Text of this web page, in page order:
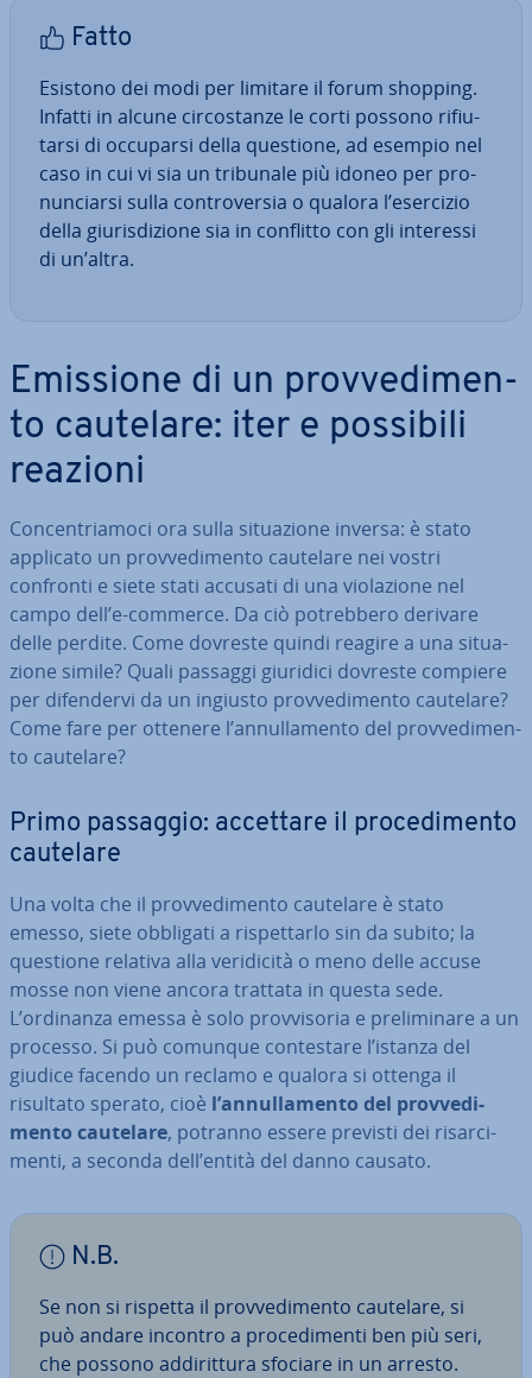
Fatto
Esistono dei modi per limitare il forum shopping.
Infatti in alcune cir­co­stan­ze le corti possono ri­fiu­
tar­si di occuparsi della questione, ad esempio nel
caso in cui vi sia un tribunale più idoneo per pro­
nun­ciar­si sulla con­tro­ver­sia o qualora l’esercizio
della giu­ri­sdi­zio­ne sia in conflitto con gli interessi
di un’altra.
Emissione di un prov­ve­di­men­
to cautelare: iter e possibili
reazioni
Con­cen­tria­mo­ci ora sulla si­tua­zio­ne inversa: è stato
applicato un prov­ve­di­men­to cautelare nei vostri
confronti e siete stati accusati di una vio­la­zio­ne nel
campo dell’e-commerce. Da ciò po­treb­be­ro derivare
delle perdite. Come dovreste quindi reagire a una si­tua­
zio­ne simile? Quali passaggi giuridici dovreste compiere
per di­fen­der­vi da un ingiusto prov­ve­di­men­to cautelare?
Come fare per ottenere l’an­nul­la­men­to del prov­ve­di­men­
to cautelare?
Primo passaggio: accettare il pro­ce­di­men­to
cautelare
Una volta che il prov­ve­di­men­to cautelare è stato
emesso, siete obbligati a ri­spet­tar­lo sin da subito; la
questione relativa alla ve­ri­di­ci­tà o meno delle accuse
mosse non viene ancora trattata in questa sede.
L’ordinanza emessa è solo prov­vi­so­ria e pre­li­mi­na­re a un
processo. Si può comunque con­te­sta­re l’istanza del
giudice facendo un reclamo e qualora si ottenga il
risultato sperato, cioè l’an­nul­la­men­to del prov­ve­di­
men­to cautelare, potranno essere previsti dei ri­sar­ci­
men­ti, a seconda dell’entità del danno causato.
N.B.
Se non si rispetta il prov­ve­di­men­to cautelare, si
può andare incontro a pro­ce­di­men­ti ben più seri,
che possono ad­di­rit­tu­ra sfociare in un arresto.